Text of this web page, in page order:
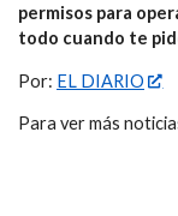
permisos para
todo cuando te
Por: EL DIARIO
Para ver más